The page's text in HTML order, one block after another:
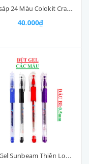
Bút sáp 24 Màu Colokit Crayon thiên longCR-C06/DO
40.000₫
Bút Gel Sunbeam Thiên Long GEL08 nét 0.5mm